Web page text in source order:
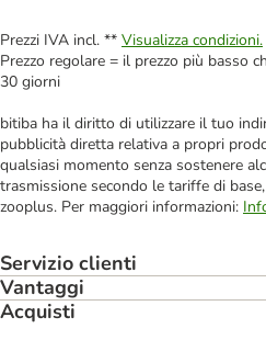
Prezzi IVA incl. ** Visualizza condizioni.
Prezzo regolare = il prezzo più basso
30 giorni
bitiba ha il diritto di utilizzare il tuo
pubblicità diretta relativa a propri
qualsiasi momento senza sostenere
trasmissione secondo le tariffe di
zooplus. Per maggiori informazioni:
Servizio clienti
Vantaggi
Acquisti